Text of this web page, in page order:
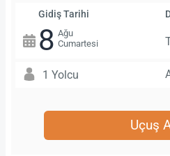
Gidiş Tarihi
8 Ağu
Cumartesi
1 Yolcu
Uçuş